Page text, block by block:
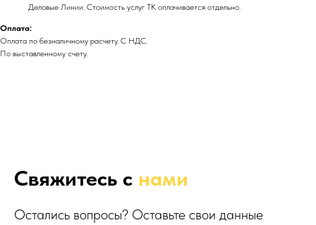
Деловые Линии. Стоимость услуг ТК оплачивается отдельно.
Оплата:
Оплата по безналичному расчету. С НДС.
По выставленному счету.
Свяжитесь с нами
Остались вопросы? Оставьте свои данные